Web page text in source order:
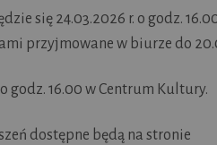
się 24.03.2026 r. o godz.
przyjmowane w biurze do
godz. 16.00 w Centrum Kultury.
dostępne będą na stronie